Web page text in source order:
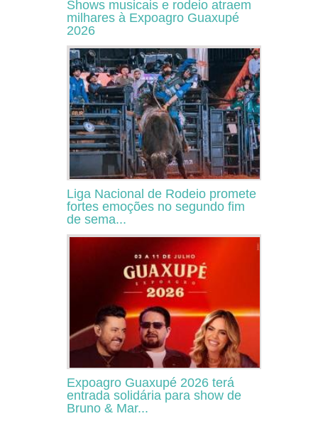
Shows musicais e rodeio atraem
milhares à Expoagro Guaxupé
2026
Liga Nacional de Rodeio promete
fortes emoções no segundo fim
de sema...
Expoagro Guaxupé 2026 terá
entrada solidária para show de
Bruno & Mar...